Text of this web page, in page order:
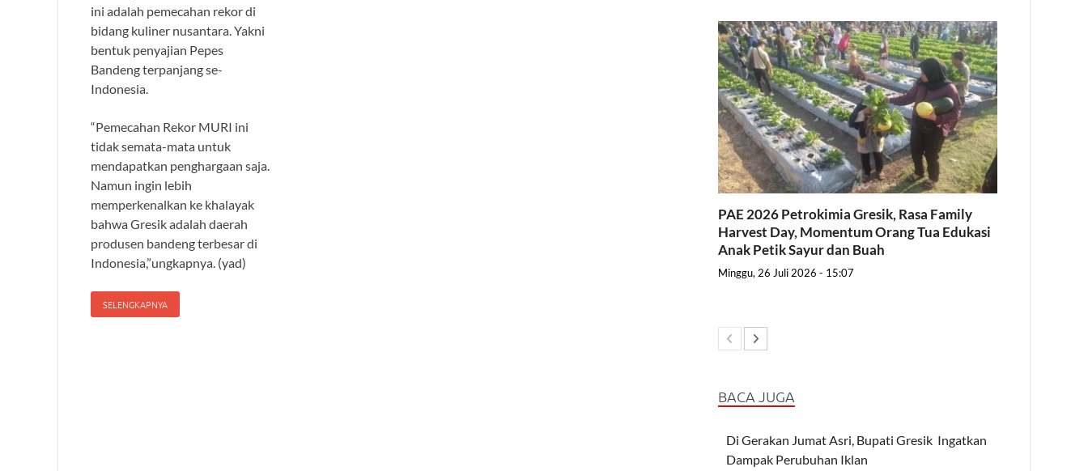
ini adalah pemecahan rekor di
bidang kuliner nusantara. Yakni
bentuk penyajian Pepes
Bandeng terpanjang se-
Indonesia.
“Pemecahan Rekor MURI ini
tidak semata-mata untuk
mendapatkan penghargaan saja.
Namun ingin lebih
memperkenalkan ke khalayak
bahwa Gresik adalah daerah
produsen bandeng terbesar di
Indonesia,”ungkapnya. (yad)
SELENGKAPNYA
PAE 2026 Petrokimia Gresik, Rasa Family
Harvest Day, Momentum Orang Tua Edukasi
Anak Petik Sayur dan Buah
Minggu, 26 Juli 2026 - 15:07
BACA JUGA
Di Gerakan Jumat Asri, Bupati Gresik Ingatkan
Dampak Perubuhan Iklan